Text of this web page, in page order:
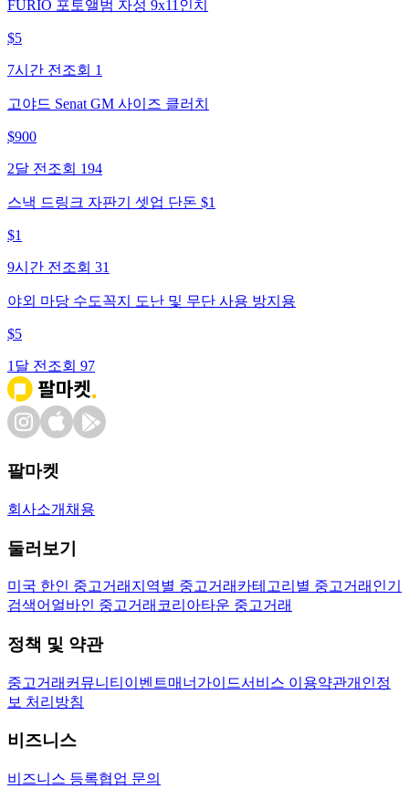
FURIO 포토앨범 자성 9x11인치
$5
7시간 전 조회 1
고야드 Senat GM 사이즈 클러치
$900
2달 전 조회 194
스낵 드링크 자판기 셋업 단돈 $1
$1
9시간 전 조회 31
야외 마당 수도꼭지 도난 및 무단 사용 방지용
$5
1달 전 조회 97
팔마켓
회사소개 채용
둘러보기
미국 한인 중고거래 지역별 중고거래 카테고리별 중고거래 인기
검색어 얼바인 중고거래 코리아타운 중고거래
정책 및 약관
중고거래 커뮤니티 이벤트매너가이드서비스 이용약관개인정
보 처리방침
비즈니스
비즈니스 등록협업 문의